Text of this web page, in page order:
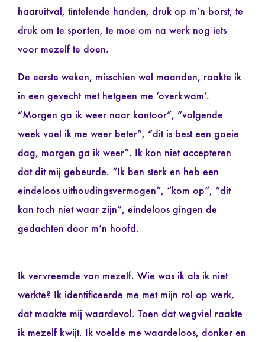
haaruitval, tintelende handen, druk op m’n borst, te
druk om te sporten, te moe om na werk nog iets
voor mezelf te doen.
De eerste weken, misschien wel maanden, raakte ik
in een gevecht met hetgeen me ‘overkwam’.
“Morgen ga ik weer naar kantoor”, “volgende
week voel ik me weer beter”, “dit is best een goeie
dag, morgen ga ik weer”. Ik kon niet accepteren
dat dit mij gebeurde. “Ik ben sterk en heb een
eindeloos uithoudingsvermogen”, “kom op”, “dit
kan toch niet waar zijn”, eindeloos gingen de
gedachten door m’n hoofd.
Ik vervreemde van mezelf. Wie was ik als ik niet
werkte? Ik identificeerde me met mijn rol op werk,
dat maakte mij waardevol. Toen dat wegviel raakte
ik mezelf kwijt. Ik voelde me waardeloos, donker en